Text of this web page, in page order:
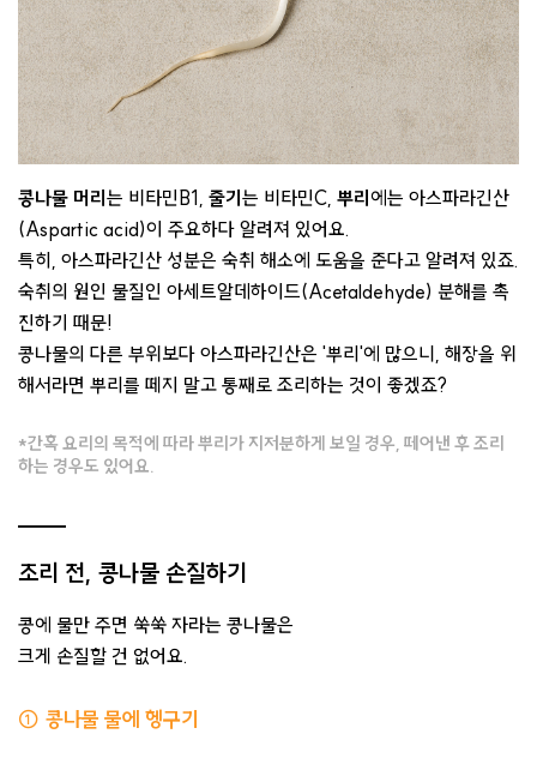
콩나물 머리는 비타민B1, 줄기는 비타민C, 뿌리에는 아스파라긴산
(Aspartic acid)이 주요하다 알려져 있어요.
특히, 아스파라긴산 성분은 숙취 해소에 도움을 준다고 알려져 있죠.
숙취의 원인 물질인 아세트알데하이드(Acetaldehyde) 분해를 촉
진하기 때문!
콩나물의 다른 부위보다 아스파라긴산은 '뿌리'에 많으니, 해장을 위
해서라면 뿌리를 떼지 말고 통째로 조리하는 것이 좋겠죠?
*간혹 요리의 목적에 따라 뿌리가 지저분하게 보일 경우, 떼어낸 후 조리
하는 경우도 있어요.
조리 전, 콩나물 손질하기
콩에 물만 주면 쑥쑥 자라는 콩나물은
크게 손질할 건 없어요.
① 콩나물 물에 헹구기